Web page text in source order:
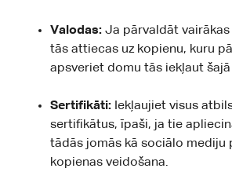
Valodas: Ja pārvaldāt
tās attiecas uz kopienu, kuru
apsveriet domu tās iekļaut šajā
Sertifikāti: Iekļaujiet visus
sertifikātus, īpaši, ja tie
tādās jomās kā sociālo mediju
kopienas veidošana.